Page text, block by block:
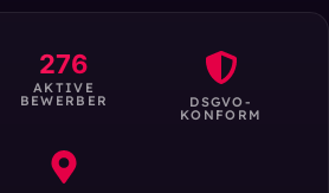
276
AKTIVE
BEWERBER DSGVO-
KONFORM